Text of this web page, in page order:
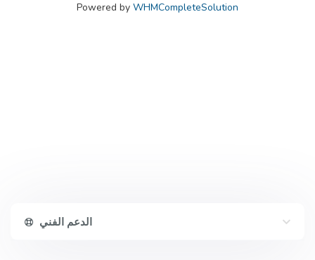
Powered by WHMCompleteSolution
الدعم الفني